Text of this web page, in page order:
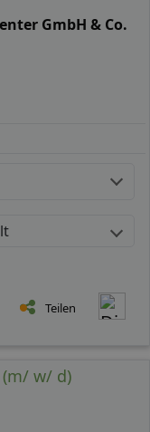
GmbH & Co.
Teilen
w/ d)